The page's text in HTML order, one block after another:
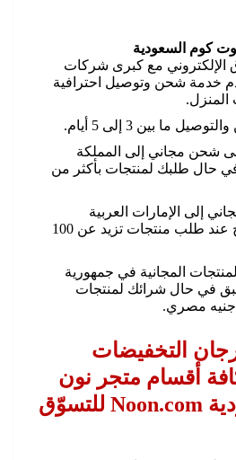
كوم السعودية
الإلكتروني مع كبرى شركات
خدمة شحن وتوصيل احترافية
المنزل.
ما بين 3 إلى 5 أيام.
شحن مجاني إلى المملكة
في حال طلبك لمنتجات بأكثر من
إلى الإمارات العربية
المتحدة تكون متاح عند طلب منتجات تزيد عن 100
المجانية في جمهورية
في حال شرائك لمنتجات
التخفيضات
أقسام متجر نون
دوت كوم السعودية Noon.com للتسوّق